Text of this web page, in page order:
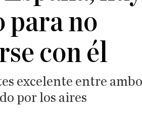
para no
con él
excelente entre
por los aires